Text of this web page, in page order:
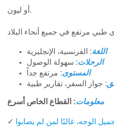
أو ليون.
اللغة: الفرنسية، الإنجليزية
الرحلات: سهولة الوصول
المستوى: مرتفع جداً
: جواز السفر، تقارير طبية
معلومات: القطاع الخاص أسرع
✓
الوجه، غالبًا لمن لم يصابوا